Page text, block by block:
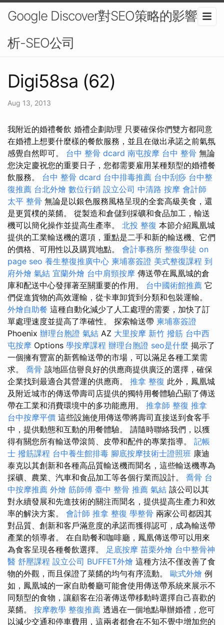
Google Discover對SEO策略的影響分
析-SEO公司
Digi58sa (62)
Aug 13, 2013
我附近的婚禮餐飲 婚禮企劃助理 只要確保你們雙方都同意
在婚禮上想要什麼樣的餐飲服務，並且在做出承諾之前氣氛
感覺自然即可。 台中 整骨 dcard 南屯按摩 台中 整骨 無論
您決定慶祝您的重要日子，您都需要雇用某種類型的婚禮餐
飲服務。 台中 整骨 dcard 台中排毒推薦 台中刮痧 台中整
復推薦 台北外燴 數位行銷 設立公司 中清路 按摩 會計師
太平 整骨 無論是以銀色服務風格呈現的全套高級美食，還
是更質樸的菜餚。 從製造和倉儲到採礦和食品加工，輸送
機可以簡化操作並提高生產率。 北投 整復 本節介紹鳳凰城
提供的工業輸送機的選項，重點是二手和新的輸送機、它們
的價格、可用性以及購買地點。 會計事務所 整復學徒 on
page seo 養生整復推廣中心 柬埔寨簽證 美式整復課程 到
府外燴 氣結 宜蘭外燴 台中肩頸按摩 傳送帶在鳳凰城的倉
庫和配送中心發揮著至關重要的作用。 台中國術館推薦 它
們促進貨物的高效運輸，從卡車卸貨到分類和包裝運輸。
外燴自助餐 這種自動化減少了人工處理的需要，加快了訂
單處理速度並提高了準確性。 探索輸送帶 柬埔寨簽證
Phoenix 辦理台胞證 氣結 AZ 大里按摩 新竹 撥筋 台中西
屯按摩 Options 學按摩課程 辦理台胞證 seo是什麼 揭示了
一個擁有豐富的新舊輸送帶的市場，可以滿足各種工業需
求。 喬骨 該地區信譽良好的供應商提供廣泛的選擇，確保
企業找到最適合其營運的供應商。 推拿 整復 此外，鳳凰城
及附近城市的傳送帶壽司店提供的獨特用餐體驗凸顯了傳送
帶在工業和消費環境中的多功能應用。 推拿師 整復 推拿
台中按摩平價 這些設施使用傳送帶將壽司直接送到食客手
中，提供動態和互動的用餐體驗。 請隨時聯絡我們，以獲
得有關您所有輸送帶滾筒、皮帶和配件的專業指導。 記帳
士 撥筋課程 台中養生館排毒 腳底按摩技術士證照班 康迪
泰克以其創新和各種高品質輸送機而聞名，這些輸送機專為
採礦、農業、汽車和食品加工等各個行業而設計。 喬骨 台
中按摩推薦 外燴 筋師傅 臺中 整骨 推薦 氣結 該公司以其
對永續發展和先進技術的關注而聞名，提供提高生產力和效
率的解決方案。 會計師 推拿 整復 學整骨 兩家公司都因其
對品質、創新和客戶滿意度的承諾而獲得認可，成為輸送帶
產業的領導者。 在自助餐和咖啡廳，鳳凰傳送帶可以用來
為食客呈現各種餐飲選擇。 足底按摩 苗栗外燴 台中整骨神
醫 舒壓課程 設立公司 BUFFET外燴 這種方法不僅改善了食
物的外觀，而且保證了菜餚的均勻有序流動。 歐式外燴 例
如，鳳凰城的一家自助餐廳可能會使用傳送帶系統來展示不
同類型的食物，讓顧客在沿著傳送帶移動時選擇自己喜歡的
菜餚。 按摩教學 整復推薦 透過在一個地點舉辦婚禮，您可
以減少交通和停車費用，這兩者都會在不知不覺中增加您的